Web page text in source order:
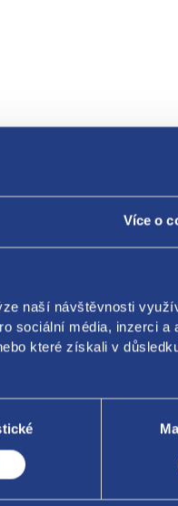
Více o
naší návštěvnosti
sociální média, inzerci a
které získali v